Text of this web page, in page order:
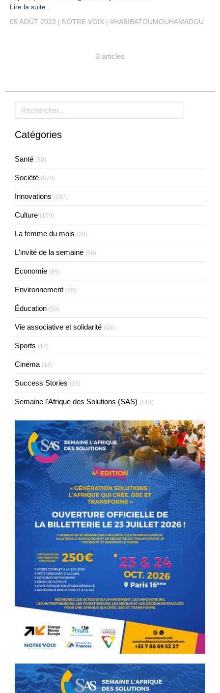
Lire la suite...
05 AOÛT 2023
NOTRE VOIX #HABIBATOUMOUHAMADOU
3 articles
Rechercher
Catégories
Santé (80)
Société (570)
Innovations (197)
Culture (109)
La femme du mois (38)
L'invité de la semaine (56)
Economie (89)
Environnement (60)
Éducation (56)
Vie associative et solidarité (46)
Sports (12)
Cinéma (18)
Success Stories (29)
Semaine l'Afrique des Solutions (SAS) (514)